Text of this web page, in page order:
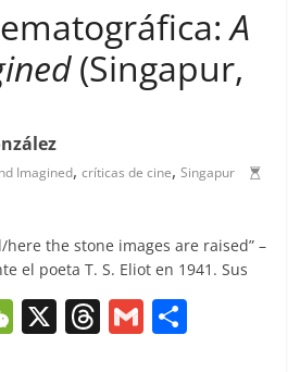
A
(Singapur,
Imagined,críticas de cine,Singapur
the stone images are raised” –
el poeta T. S. Eliot en 1941. Sus
W X T G